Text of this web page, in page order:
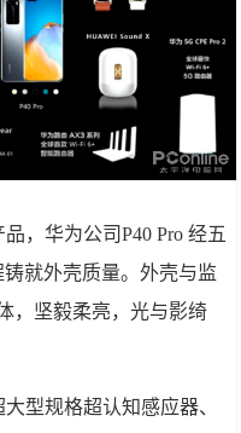
，华为公司P40 Pro 经五
就外壳质量。外壳与监
，坚毅柔亮，光与影绮
型规格超认知感应器、